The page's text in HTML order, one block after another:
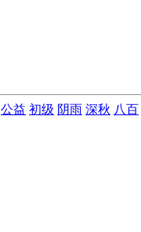
公益 初级 阴雨 深秋 八百